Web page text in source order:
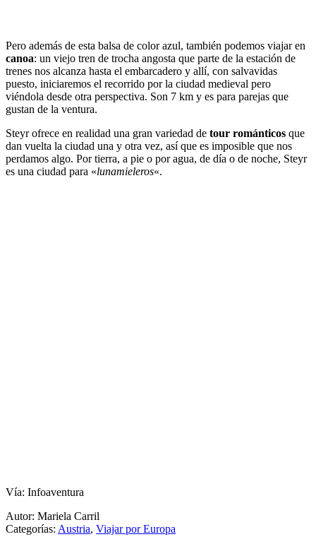
Pero además de esta balsa de color azul, también podemos viajar en
canoa: un viejo tren de trocha angosta que parte de la estación de
trenes nos alcanza hasta el embarcadero y allí, con salvavidas
puesto, iniciaremos el recorrido por la ciudad medieval pero
viéndola desde otra perspectiva. Son 7 km y es para parejas que
gustan de la ventura.
Steyr ofrece en realidad una gran variedad de tour románticos que
dan vuelta la ciudad una y otra vez, así que es imposible que nos
perdamos algo. Por tierra, a pie o por agua, de día o de noche, Steyr
es una ciudad para «lunamieleros«.
Vía: Infoaventura
Autor: Mariela Carril
Categorías: Austria, Viajar por Europa